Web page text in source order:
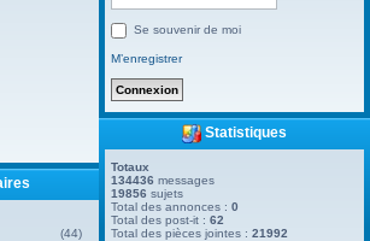
(44)
Se souvenir de moi
M’enregistrer
Statistiques
Totaux
134436 messages
19856 sujets
Total des annonces :0
Total des post-it :62
Total des pièces jointes :21992